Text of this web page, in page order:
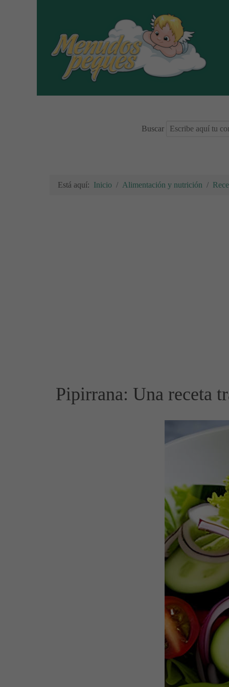
Buscar
Está aquí: Inicio Alimentación y nutrición
Pipirrana: Una receta